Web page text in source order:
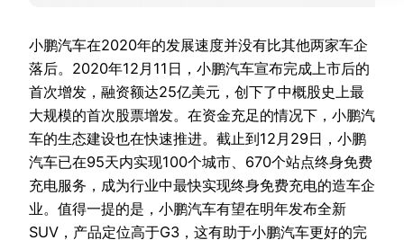
小鹏汽车在2020年的发展速度并没有比其他两家车企
落后。2020年12月11日，小鹏汽车宣布完成上市后的
首次增发，融资额达25亿美元，创下了中概股史上最
大规模的首次股票增发。在资金充足的情况下，小鹏汽
车的生态建设也在快速推进。截止到12月29日，小鹏
汽车已在95天内实现100个城市、670个站点终身免费
充电服务，成为行业中最快实现终身免费充电的造车企
业。值得一提的是，小鹏汽车有望在明年发布全新
SUV，产品定位高于G3，这有助于小鹏汽车更好的完